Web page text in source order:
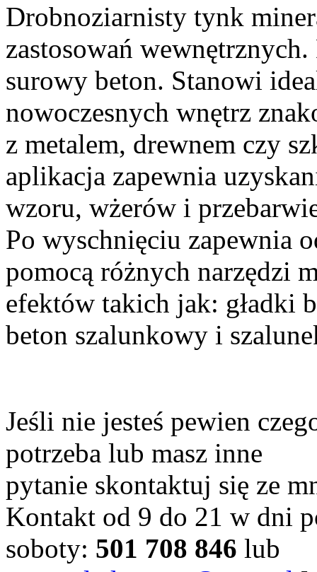
Drobnoziarnisty tynk
zastosowań
surowy beton. Stanowi
nowoczesnych wnętrz
z metalem, drewnem czy
aplikacja zapewnia
wzoru, wżerów i
Po wyschnięciu zapewnia
pomocą różnych narzędzi
efektów takich jak: gładki
beton szalunkowy i
Jeśli nie jesteś pewien
potrzeba lub masz inne
pytanie skontaktuj się ze
Kontakt od 9 do 21 w dni
soboty: 501 708 846 lub